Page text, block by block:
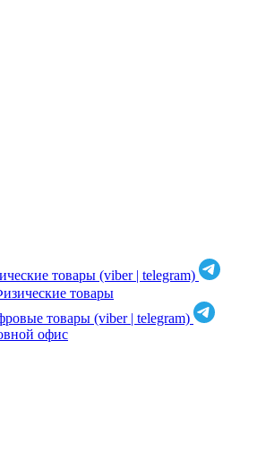
товары (viber | telegram)
товары
товары (viber | telegram)
офис